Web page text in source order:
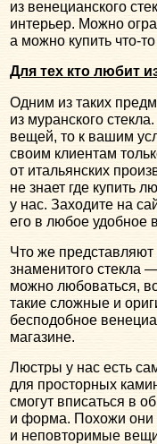
из венецианского
интерьер. Можно
а можно купить что-то
Для тех кто любит
Одним из таких
из муранского
вещей, то к вашим
своим клиентам
от итальянских
не знает где купить
у нас. Заходите на
его в любое удобное
Что же
знаменитого стекла
можно любоваться,
такие сложные и
бесподобное
магазине.
Люстры у нас есть
для просторных
смогут вписаться в
и форма. Похожи они
и неповторимые